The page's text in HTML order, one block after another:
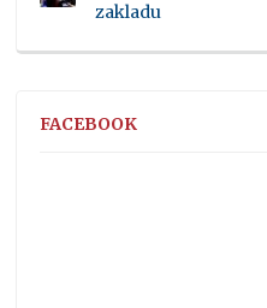
zakladu
FACEBOOK